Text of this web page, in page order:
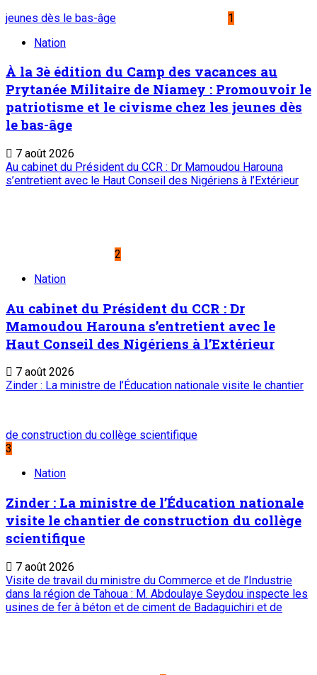
jeunes dès le bas-âge
1
Nation
À la 3è édition du Camp des vacances au
Prytanée Militaire de Niamey : Promouvoir le
patriotisme et le civisme chez les jeunes dès
le bas-âge
7 août 2026
Au cabinet du Président du CCR : Dr Mamoudou Harouna
s’entretient avec le Haut Conseil des Nigériens à l’Extérieur
2
Nation
Au cabinet du Président du CCR : Dr
Mamoudou Harouna s’entretient avec le
Haut Conseil des Nigériens à l’Extérieur
7 août 2026
Zinder : La ministre de l’Éducation nationale visite le chantier
de construction du collège scientifique
3
Nation
Zinder : La ministre de l’Éducation nationale
visite le chantier de construction du collège
scientifique
7 août 2026
Visite de travail du ministre du Commerce et de l’Industrie
dans la région de Tahoua : M. Abdoulaye Seydou inspecte les
usines de fer à béton et de ciment de Badaguichiri et de